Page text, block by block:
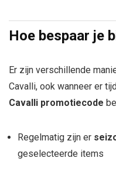
Hoe bespaar je
Er zijn verschillende
Cavalli, ook wanneer er
Cavalli promotiecode
Regelmatig zijn er
geselecteerde items